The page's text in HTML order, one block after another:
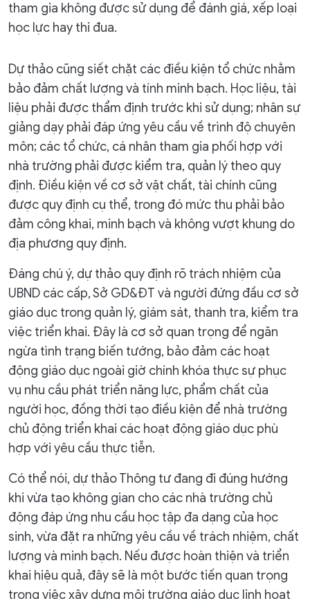
tham gia không được sử dụng để đánh giá, xếp loại
học lực hay thi đua.
Dự thảo cũng siết chặt các điều kiện tổ chức nhằm
bảo đảm chất lượng và tính minh bạch. Học liệu, tài
liệu phải được thẩm định trước khi sử dụng; nhân sự
giảng dạy phải đáp ứng yêu cầu về trình độ chuyên
môn; các tổ chức, cá nhân tham gia phối hợp với
nhà trường phải được kiểm tra, quản lý theo quy
định. Điều kiện về cơ sở vật chất, tài chính cũng
được quy định cụ thể, trong đó mức thu phải bảo
đảm công khai, minh bạch và không vượt khung do
địa phương quy định.
Đáng chú ý, dự thảo quy định rõ trách nhiệm của
UBND các cấp, Sở GD&ĐT và người đứng đầu cơ sở
giáo dục trong quản lý, giám sát, thanh tra, kiểm tra
việc triển khai. Đây là cơ sở quan trọng để ngăn
ngừa tình trạng biến tướng, bảo đảm các hoạt
động giáo dục ngoài giờ chính khóa thực sự phục
vụ nhu cầu phát triển năng lực, phẩm chất của
người học, đồng thời tạo điều kiện để nhà trường
chủ động triển khai các hoạt động giáo dục phù
hợp với yêu cầu thực tiễn.
Có thể nói, dự thảo Thông tư đang đi đúng hướng
khi vừa tạo không gian cho các nhà trường chủ
động đáp ứng nhu cầu học tập đa dạng của học
sinh, vừa đặt ra những yêu cầu về trách nhiệm, chất
lượng và minh bạch. Nếu được hoàn thiện và triển
khai hiệu quả, đây sẽ là một bước tiến quan trọng
trong việc xây dựng môi trường giáo dục linh hoạt